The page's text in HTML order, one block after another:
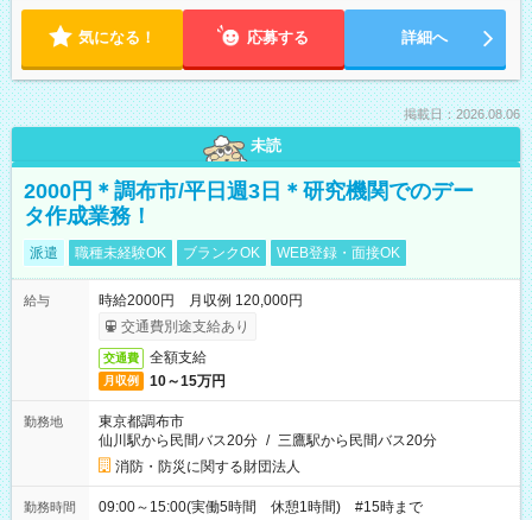
気になる！ 応募する 詳細へ
掲載日：2026.08.06
未読
2000円＊調布市/平日週3日＊研究機関でのデー
タ作成業務！
派遣 職種未経験OK ブランクOK WEB登録・面接OK
給与
時給2000円 月収例 120,000円
交通費別途支給あり
交通費 全額支給
月収例 10～15万円
勤務地
東京都調布市
仙川駅から民間バス20分 / 三鷹駅から民間バス20分
消防・防災に関する財団法人
勤務時間 09:00～15:00(実働5時間 休憩1時間) #15時まで